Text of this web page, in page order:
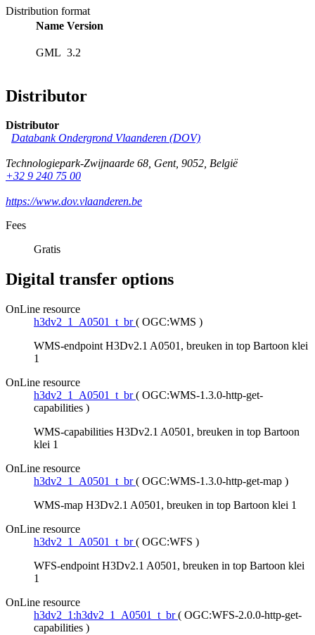
Distribution format
Name Version
GML 3.2
Distributor
Distributor
Databank Ondergrond Vlaanderen (DOV)
Technologiepark-Zwijnaarde 68, Gent, 9052, België
+32 9 240 75 00
https://www.dov.vlaanderen.be
Fees
Gratis
Digital transfer options
OnLine resource
h3dv2_1_A0501_t_br ( OGC:WMS )
WMS-endpoint H3Dv2.1 A0501, breuken in top Bartoon klei
1
OnLine resource
h3dv2_1_A0501_t_br ( OGC:WMS-1.3.0-http-get-
capabilities )
WMS-capabilities H3Dv2.1 A0501, breuken in top Bartoon
klei 1
OnLine resource
h3dv2_1_A0501_t_br ( OGC:WMS-1.3.0-http-get-map )
WMS-map H3Dv2.1 A0501, breuken in top Bartoon klei 1
OnLine resource
h3dv2_1_A0501_t_br ( OGC:WFS )
WFS-endpoint H3Dv2.1 A0501, breuken in top Bartoon klei
1
OnLine resource
h3dv2_1:h3dv2_1_A0501_t_br ( OGC:WFS-2.0.0-http-get-
capabilities )